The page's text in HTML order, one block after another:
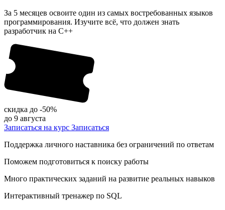
За 5 месяцев освоите один из самых востребованных языков
программирования. Изучите всё, что должен знать
разработчик на C++
скидка до -50%
до 9 августа
Записаться на курс Записаться
Поддержка личного наставника без ограничений по ответам
Поможем подготовиться к поиску работы
Много практических заданий на развитие реальных навыков
Интерактивный тренажер по SQL